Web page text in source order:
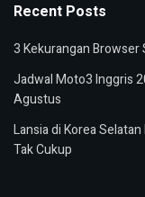
Recent Posts
3 Kekurangan Browser
Jadwal Moto3 Inggris
Agustus
Lansia di Korea
Tak Cukup